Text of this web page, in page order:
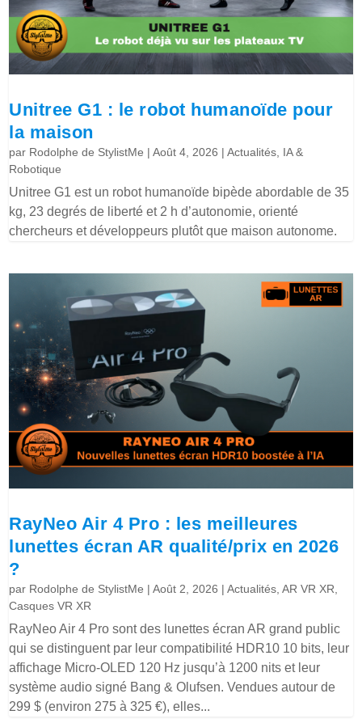
Unitree G1 : le robot humanoïde pour
la maison
par Rodolphe de StylistMe |Août 4, 2026 |Actualités, IA &
Robotique
Unitree G1 est un robot humanoïde bipède abordable de 35
kg, 23 degrés de liberté et 2 h d’autonomie, orienté
chercheurs et développeurs plutôt que maison autonome.
RayNeo Air 4 Pro : les meilleures
lunettes écran AR qualité/prix en 2026
?
par Rodolphe de StylistMe |Août 2, 2026 |Actualités,AR VR XR,
Casques VR XR
RayNeo Air 4 Pro sont des lunettes écran AR grand public
qui se distinguent par leur compatibilité HDR10 10 bits, leur
affichage Micro-OLED 120 Hz jusqu’à 1200 nits et leur
système audio signé Bang & Olufsen. Vendues autour de
299 $ (environ 275 à 325 €), elles...